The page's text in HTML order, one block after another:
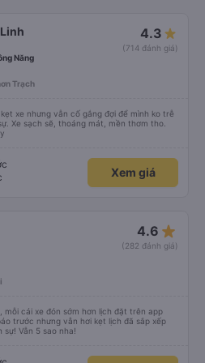
4.3
(714 đánh giá)
Năng
Trạch
xe nhưng vẫn cố gắng đợi để mình ko trễ
Xe sạch sẽ, thoáng mát, mền thơm tho.
Xem giá
4.6 star_rate
(282 đánh giá)
mỗi cái xe đón sớm hơn lịch đặt trên app
trước nhưng vẫn hơi kẹt lịch đã sắp xếp
Vẫn 5 sao nha!